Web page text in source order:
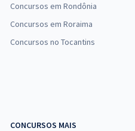
Concursos em Rondônia
Concursos em Roraima
Concursos no Tocantins
CONCURSOS MAIS